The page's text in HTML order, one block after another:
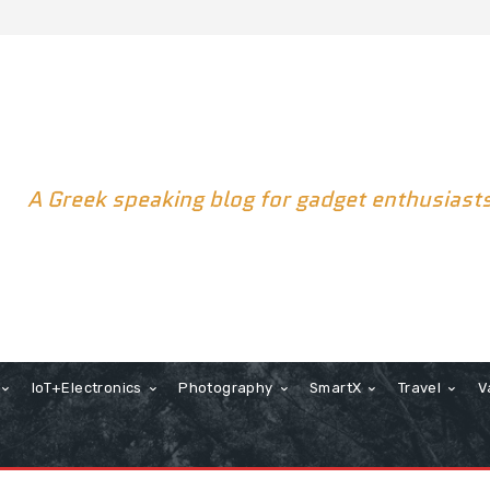
A Greek speaking blog for gadget
IoT+Electronics Photography SmartX Travel